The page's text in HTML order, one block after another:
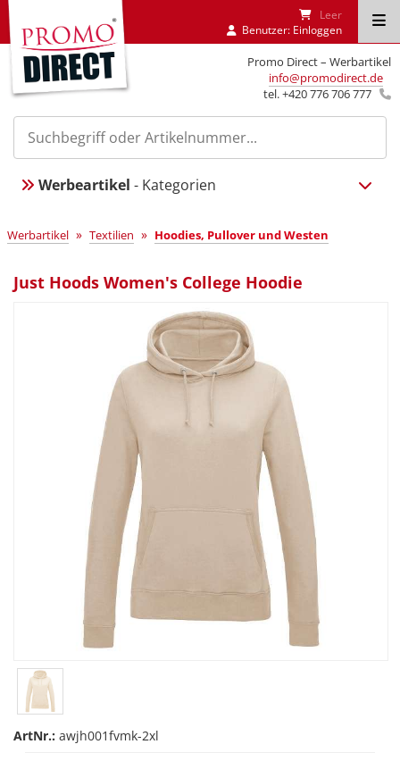
Promo Direct – Werbartikel
info@promodirect.de
tel. +420 776 706 777
Leer
Benutzer: Einloggen
Werbeartikel - Kategorien
Werbartikel » Textilien » Hoodies, Pullover und Westen
Just Hoods Women's College Hoodie
ArtNr.: awjh001fvmk-2xl